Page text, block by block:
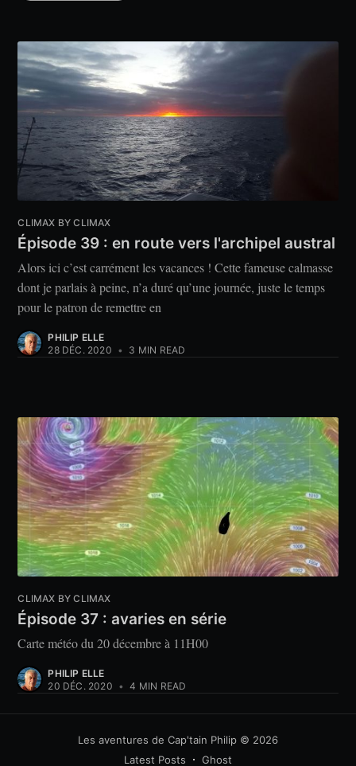
CLIMAX BY CLIMAX
Épisode 39 : en route vers l'archipel austral
Alors ici c’est carrément les vacances ! Cette fameuse calmasse
dont je parlais à peine, n’a duré qu’une journée, juste le temps
pour le patron de remettre en
PHILIP ELLE
28 DÉC. 2020 • 3 MIN READ
CLIMAX BY CLIMAX
Épisode 37 : avaries en série
Carte météo du 20 décembre à 11H00
PHILIP ELLE
20 DÉC. 2020 • 4 MIN READ
Les aventures de Cap'tain Philip © 2026
Latest Posts
Ghost